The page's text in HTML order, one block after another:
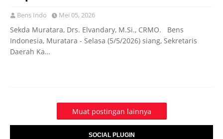
Bens Indo Mei 05, 2026
Sekda Muratara, Drs. Elvandary, M.Si., CRMO. Bens
Indonesia, Muratara - Selasa (5/5/2026) siang, Sekretaris
Daerah Ka…
Muat postingan lainnya
SOCIAL PLUGIN